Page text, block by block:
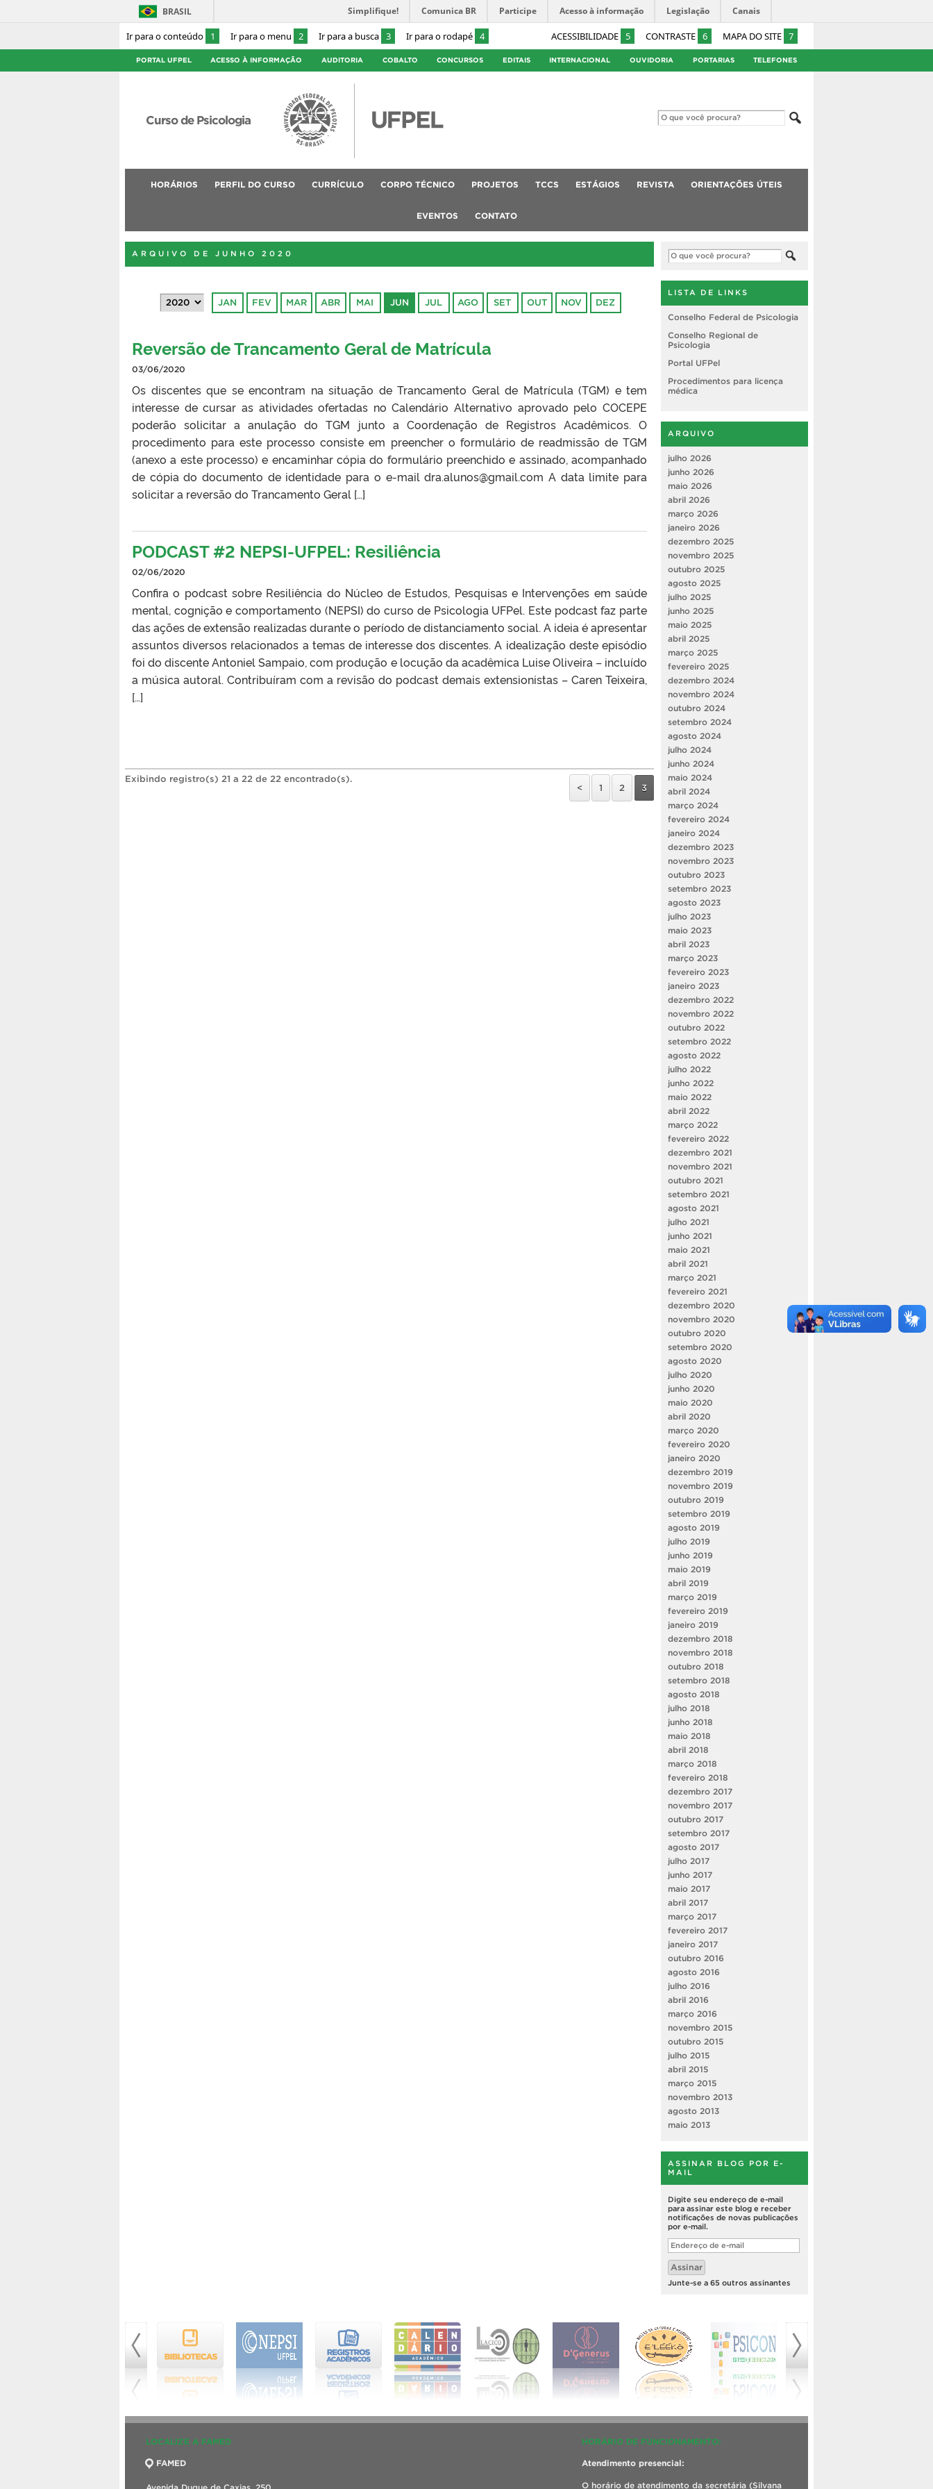
Ir para o conteúdo 1 Ir para o menu 2 Ir para a busca 3 Ir para o rodapé 4 ACESSIBILIDADE 5 CONTRASTE 6 MAPA DO SITE 7
BRASIL Simplifique! Comunica BR Participe Acesso à informação Legislação Canais
PORTAL UFPEL ACESSO À INFORMAÇÃO AUDITORIA COBALTO CONCURSOS EDITAIS INTERNACIONAL OUVIDORIA PORTARIAS TELEFONES
Curso de Psicologia
HORÁRIOS PERFIL DO CURSO CURRÍCULO CORPO TÉCNICO PROJETOS TCCS ESTÁGIOS REVISTA ORIENTAÇÕES ÚTEIS
EVENTOS CONTATO
ARQUIVO DE JUNHO 2020
JAN FEV MAR ABR MAI JUN JUL AGO SET OUT NOV DEZ
Reversão de Trancamento Geral de Matrícula
03/06/2020
Os discentes que se encontram na situação de Trancamento Geral de Matrícula (TGM) e tem
interesse de cursar as atividades ofertadas no Calendário Alternativo aprovado pelo COCEPE
poderão solicitar a anulação do TGM junto a Coordenação de Registros Acadêmicos. O
procedimento para este processo consiste em preencher o formulário de readmissão de TGM
(anexo a este processo) e encaminhar cópia do formulário preenchido e assinado, acompanhado
de cópia do documento de identidade para o e-mail dra.alunos@gmail.com A data limite para
solicitar a reversão do Trancamento Geral […]
PODCAST #2 NEPSI-UFPEL: Resiliência
02/06/2020
Confira o podcast sobre Resiliência do Núcleo de Estudos, Pesquisas e Intervenções em saúde
mental, cognição e comportamento (NEPSI) do curso de Psicologia UFPel. Este podcast faz parte
das ações de extensão realizadas durante o período de distanciamento social. A ideia é apresentar
assuntos diversos relacionados a temas de interesse dos discentes. A idealização deste episódio
foi do discente Antoniel Sampaio, com produção e locução da acadêmica Luise Oliveira – incluído
a música autoral. Contribuíram com a revisão do podcast demais extensionistas – Caren Teixeira,
[…]
Exibindo registro(s) 21 a 22 de 22 encontrado(s).
<
1 2 3
LISTA DE LINKS
Conselho Federal de Psicologia
Conselho Regional de
Psicologia
Portal UFPel
Procedimentos para licença
médica
ARQUIVO
julho 2026
junho 2026
maio 2026
abril 2026
março 2026
janeiro 2026
dezembro 2025
novembro 2025
outubro 2025
agosto 2025
julho 2025
junho 2025
maio 2025
abril 2025
março 2025
fevereiro 2025
dezembro 2024
novembro 2024
outubro 2024
setembro 2024
agosto 2024
julho 2024
junho 2024
maio 2024
abril 2024
março 2024
fevereiro 2024
janeiro 2024
dezembro 2023
novembro 2023
outubro 2023
setembro 2023
agosto 2023
julho 2023
maio 2023
abril 2023
março 2023
fevereiro 2023
janeiro 2023
dezembro 2022
novembro 2022
outubro 2022
setembro 2022
agosto 2022
julho 2022
junho 2022
maio 2022
abril 2022
março 2022
fevereiro 2022
dezembro 2021
novembro 2021
outubro 2021
setembro 2021
agosto 2021
julho 2021
junho 2021
maio 2021
abril 2021
março 2021
fevereiro 2021
dezembro 2020
novembro 2020
outubro 2020
setembro 2020
agosto 2020
julho 2020
junho 2020
maio 2020
abril 2020
março 2020
fevereiro 2020
janeiro 2020
dezembro 2019
novembro 2019
outubro 2019
setembro 2019
agosto 2019
julho 2019
junho 2019
maio 2019
abril 2019
março 2019
fevereiro 2019
janeiro 2019
dezembro 2018
novembro 2018
outubro 2018
setembro 2018
agosto 2018
julho 2018
junho 2018
maio 2018
abril 2018
março 2018
fevereiro 2018
dezembro 2017
novembro 2017
outubro 2017
setembro 2017
agosto 2017
julho 2017
junho 2017
maio 2017
abril 2017
março 2017
fevereiro 2017
janeiro 2017
outubro 2016
agosto 2016
julho 2016
abril 2016
março 2016
novembro 2015
outubro 2015
julho 2015
abril 2015
março 2015
novembro 2013
agosto 2013
maio 2013
ASSINAR BLOG POR E-
MAIL
Digite seu endereço de e-mail
para assinar este blog e receber
notificações de novas publicações
por e-mail.
Endereço
de
e-
mail
Assinar
Junte-se a 65 outros assinantes
LOCALIZE A FAMED
FAMED
Avenida Duque de Caxias, 250
HORÁRIO DE FUNCIONAMENTO:
Atendimento presencial:
O horário de atendimento da secretária (Silvana